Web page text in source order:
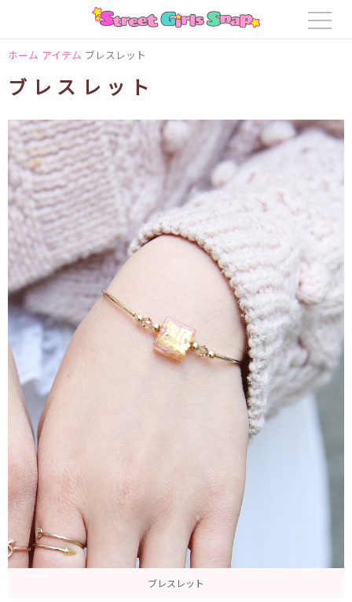
ホーム アイテム ブレスレット
ブレスレット
ブレスレット